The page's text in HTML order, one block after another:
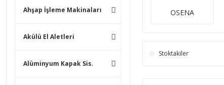
Ahşap İşleme Makinaları
Akülü El Aletleri
Alüminyum Kapak Sis.
OSENA
Stoktakiler